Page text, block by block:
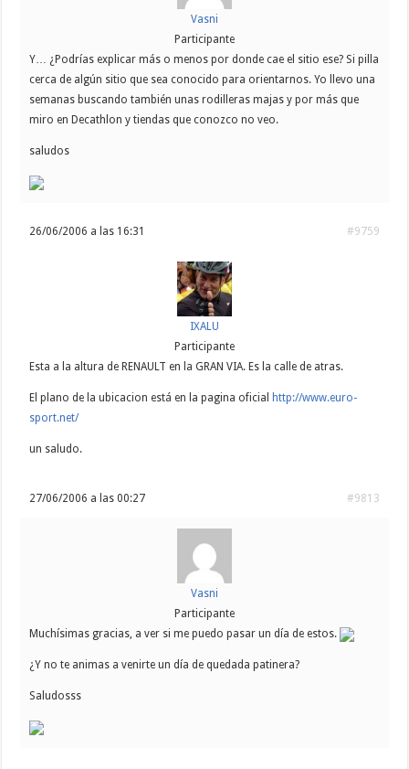
Vasni
Participante
Y… ¿Podrías explicar más o menos por donde cae el sitio ese? Si pilla
cerca de algún sitio que sea conocido para orientarnos. Yo llevo una
semanas buscando también unas rodilleras majas y por más que
miro en Decathlon y tiendas que conozco no veo.
saludos
26/06/2006 a las 16:31 #9759
IXALU
Participante
Esta a la altura de RENAULT en la GRAN VIA. Es la calle de atras.
El plano de la ubicacion está en la pagina oficial
http://www.euro-
sport.net/
un saludo.
27/06/2006 a las 00:27 #9813
Vasni
Participante
Muchísimas gracias, a ver si me puedo pasar un día de estos.
¿Y no te animas a venirte un día de quedada patinera?
Saludosss